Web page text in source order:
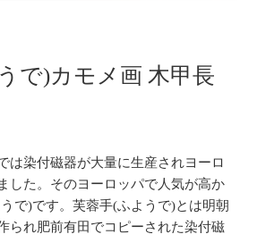
で)カモメ画 木甲長
は染付磁器が大量に生産されヨーロ
した。そのヨーロッパで人気が高か
で)です。芙蓉手(ふようで)とは明朝
られ肥前有田でコピーされた染付磁